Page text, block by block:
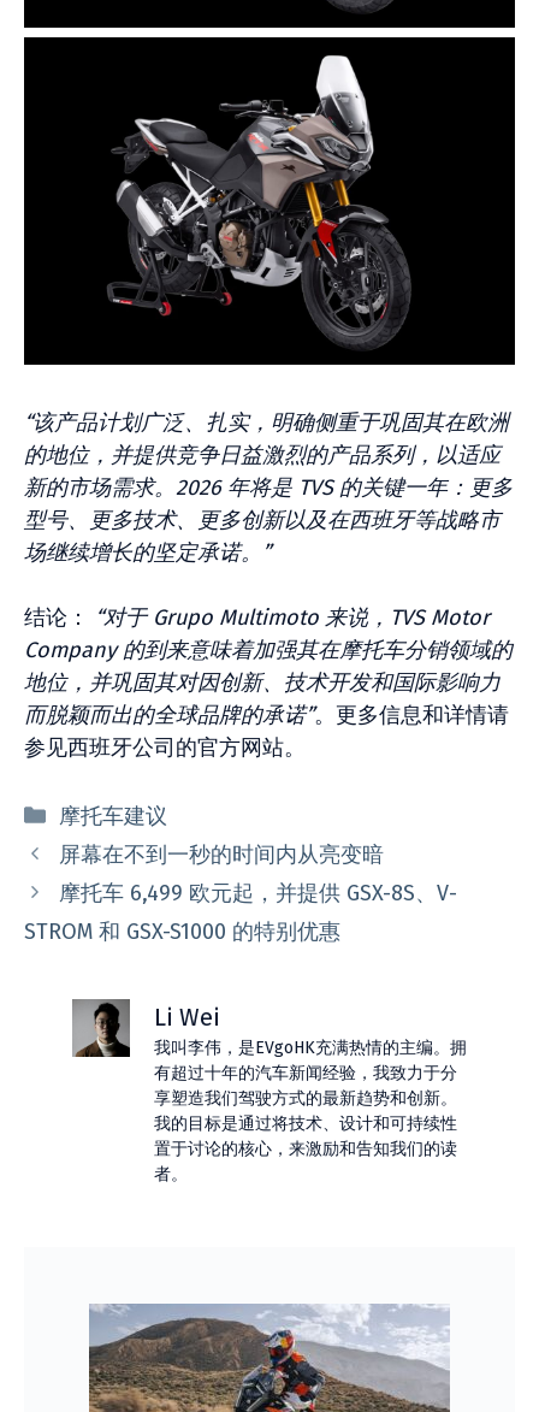
“该产品计划广泛、扎实，明确侧重于巩固其在欧洲
的地位，并提供竞争日益激烈的产品系列，以适应
新的市场需求。2026 年将是 TVS 的关键一年：更多
型号、更多技术、更多创新以及在西班牙等战略市
场继续增长的坚定承诺。”
结论：
“对于 Grupo Multimoto 来说，TVS Motor
Company 的到来意味着加强其在摩托车分销领域的
地位，并巩固其对因创新、技术开发和国际影响力
而脱颖而出的全球品牌的承诺”。更多信息和详情请
参见西班牙公司的官方网站。
分
类
摩托车建议
屏幕在不到一秒的时间内从亮变暗
摩托车 6,499 欧元起，并提供 GSX-8S、V-
STROM 和 GSX-S1000 的特别优惠
Li Wei
我叫李伟，是EVgoHK充满热情的主编。拥
有超过十年的汽车新闻经验，我致力于分
享塑造我们驾驶方式的最新趋势和创新。
我的目标是通过将技术、设计和可持续性
置于讨论的核心，来激励和告知我们的读
者。